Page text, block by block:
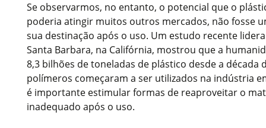
Se observarmos, no entanto, o potencial que o
poderia atingir muitos outros mercados, não fosse
sua destinação após o uso. Um estudo recente
Santa Barbara, na Califórnia, mostrou que a
8,3 bilhões de toneladas de plástico desde a década
polímeros começaram a ser utilizados na indústria
é importante estimular formas de reaproveitar o
inadequado após o uso.